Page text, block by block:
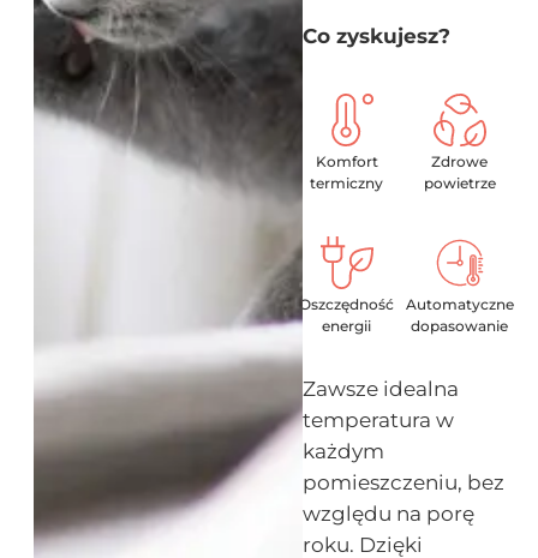
Co zyskujesz?
Komfort
termiczny
Zdrowe
powietrze
Oszczędność
energii
Automatyczne
dopasowanie
Zawsze idealna
temperatura w
każdym
pomieszczeniu, bez
względu na porę
roku. Dzięki